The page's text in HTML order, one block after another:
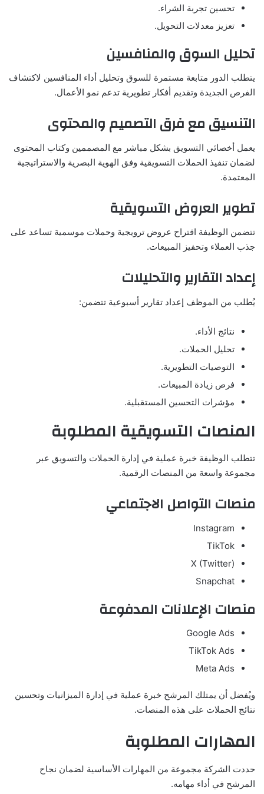
تحسين تجربة الشراء.
تعزيز معدلات التحويل.
تحليل السوق والمنافسين
يتطلب الدور متابعة مستمرة للسوق وتحليل أداء المنافسين لاكتشاف
الفرص الجديدة وتقديم أفكار تطويرية تدعم نمو الأعمال.
التنسيق مع فرق التصميم والمحتوى
يعمل أخصائي التسويق بشكل مباشر مع المصممين وكتاب المحتوى
لضمان تنفيذ الحملات التسويقية وفق الهوية البصرية والاستراتيجية
المعتمدة.
تطوير العروض التسويقية
تتضمن الوظيفة اقتراح عروض ترويجية وحملات موسمية تساعد على
جذب العملاء وتحفيز المبيعات.
إعداد التقارير والتحليلات
يُطلب من الموظف إعداد تقارير أسبوعية تتضمن:
نتائج الأداء.
تحليل الحملات.
التوصيات التطويرية.
فرص زيادة المبيعات.
مؤشرات التحسين المستقبلية.
المنصات التسويقية المطلوبة
تتطلب الوظيفة خبرة عملية في إدارة الحملات والتسويق عبر
مجموعة واسعة من المنصات الرقمية.
منصات التواصل الاجتماعي
Instagram
TikTok
X (Twitter)
Snapchat
منصات الإعلانات المدفوعة
Google Ads
TikTok Ads
Meta Ads
ويُفضل أن يمتلك المرشح خبرة عملية في إدارة الميزانيات وتحسين
نتائج الحملات على هذه المنصات.
المهارات المطلوبة
حددت الشركة مجموعة من المهارات الأساسية لضمان نجاح
المرشح في أداء مهامه.